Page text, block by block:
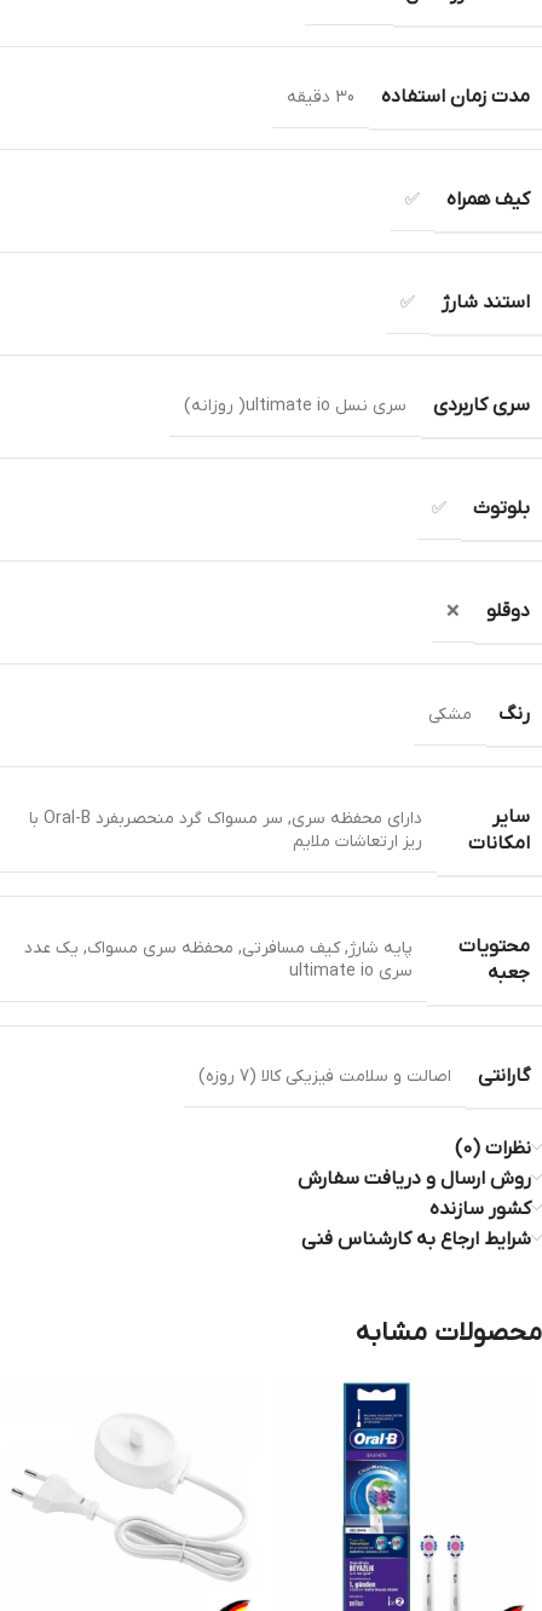
مدت زمان استفاده 30 دقیقه
کیف همراه ✅
استند شارژ ✅
سری کاربردی سری نسل ultimate io( روزانه)
بلوتوث ✅
دوقلو ❌
رنگ مشکی
سایر
امکانات
دارای محفظه سری,
سر مسواک گرد منحصربفرد Oral-B با
ریز ارتعاشات ملایم
محتویات
جعبه
پایه شارژ,کیف مسافرتی, محفظه سری مسواک, یک عدد
سری ultimate io
گارانتی اصالت و سلامت فیزیکی کالا (7 روزه)
نظرات (0)
روش ارسال و دریافت سفارش
کشور سازنده
شرایط ارجاع به کارشناس فنی
محصولات مشابه